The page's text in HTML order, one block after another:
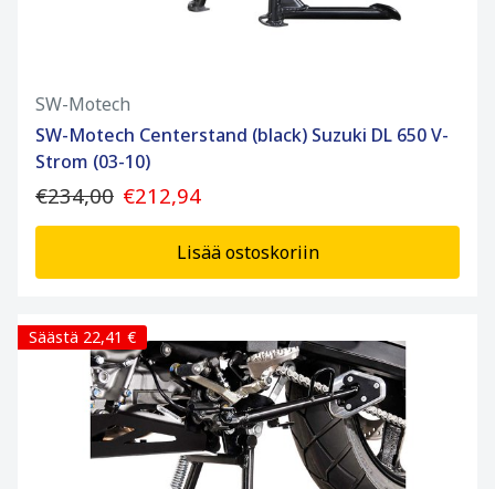
SW-Motech
SW-Motech Centerstand (black) Suzuki DL 650 V-
Strom (03-10)
€234,00 €212,94
Lisää ostoskoriin
Säästä 22,41 €